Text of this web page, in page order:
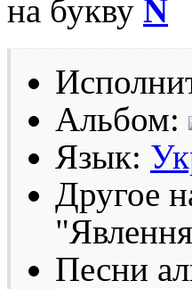
на букву N
Альбом:
Язык:
Другое
Песни